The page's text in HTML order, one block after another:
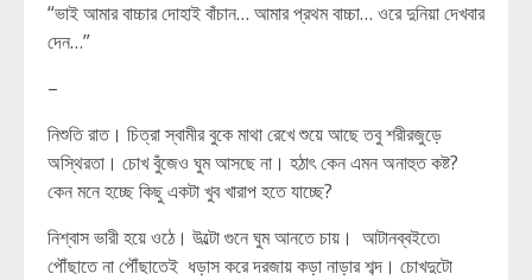
“ভাই আমার বাচ্চার দোহাই বাঁচান… আমার প্রথম বাচ্চা… ওরে দুনিয়া দেখবার
দেন…”
–
নিশুতি রাত। চিত্রা স্বামীর বুকে মাথা রেখে শুয়ে আছে তবু শরীরজুড়ে
অস্থিরতা। চোখ বুঁজেও ঘুম আসছে না। হঠাৎ কেন এমন অনাহুত কষ্ট?
কেন মনে হচ্ছে কিছু একটা খুব খারাপ হতে যাচ্ছে?
নিশ্বাস ভারী হয়ে ওঠে। উল্টো গুনে ঘুম আনতে চায়। আটানব্বইতে৷
পৌঁছাতে না পৌঁছাতেই ধড়াস করে দরজায় কড়া নাড়ার শব্দ। চোখদুটো